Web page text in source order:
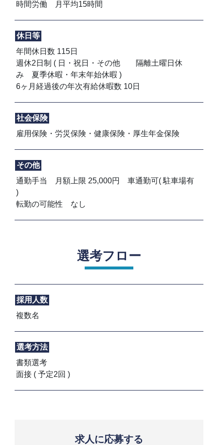
時間労働 月平均15時間
休日等
年間休日数 115日
週休2日制 ( 日・祝日・その他 隔離土曜日休
み 夏季休暇・年末年始休暇 )
6ヶ月経過後の年次有給休暇数 10日
社会保険
雇用保険・労災保険・健康保険・厚生年金保険
その他
通勤手当 月額上限 25,000円 車通勤可( 駐車場有
)
転勤の可能性 なし
選考フロー
採用人数
複数名
選考方法
書類選考
面接 ( 予定2回 )
求人に応募する